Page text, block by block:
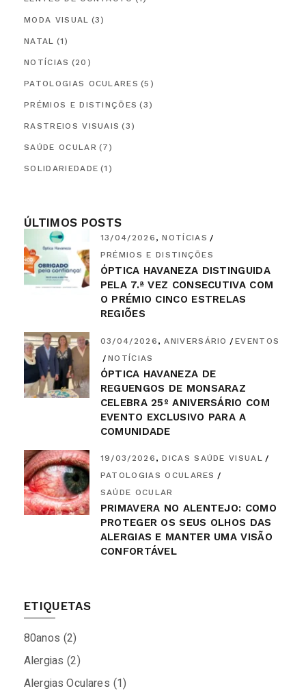
MODA VISUAL (3)
NATAL (1)
NOTÍCIAS (20)
PATOLOGIAS OCULARES (5)
PRÉMIOS E DISTINÇÕES (3)
RASTREIOS VISUAIS (3)
SAÚDE OCULAR (7)
SOLIDARIEDADE (1)
ÚLTIMOS POSTS
13/04/2026
NOTÍCIAS
PRÉMIOS E DISTINÇÕES
ÓPTICA HAVANEZA DISTINGUIDA
PELA 7.ª VEZ CONSECUTIVA COM
O PRÉMIO CINCO ESTRELAS
REGIÕES
03/04/2026 ANIVERSÁRIO
EVENTOS
NOTÍCIAS
ÓPTICA HAVANEZA DE
REGUENGOS DE MONSARAZ
CELEBRA 25º ANIVERSÁRIO COM
EVENTO EXCLUSIVO PARA A
COMUNIDADE
19/03/2026
DICAS SAÚDE VISUAL
PATOLOGIAS OCULARES
SAÚDE OCULAR
PRIMAVERA NO ALENTEJO: COMO
PROTEGER OS SEUS OLHOS DAS
ALERGIAS E MANTER UMA VISÃO
CONFORTÁVEL
ETIQUETAS
80anos (2)
Alergias (2)
Alergias Oculares (1)